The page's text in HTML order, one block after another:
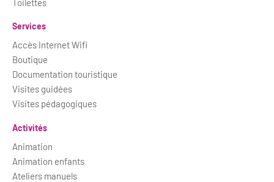
Services
Accès Internet Wifi
Boutique
Documentation touristique
Visites guidées
Visites pédagogiques
Activités
Animation
Animation enfants
Ateliers manuels